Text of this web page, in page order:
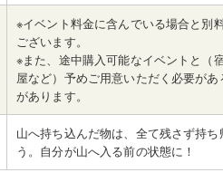
※イベント料金に含んでいる場合と別
ございます。
※また、途中購入可能なイベントと（
屋など）予めご用意いただく必要が
があります。
山へ持ち込んだ物は、全て残さず持
う。自分が山へ入る前の状態に！